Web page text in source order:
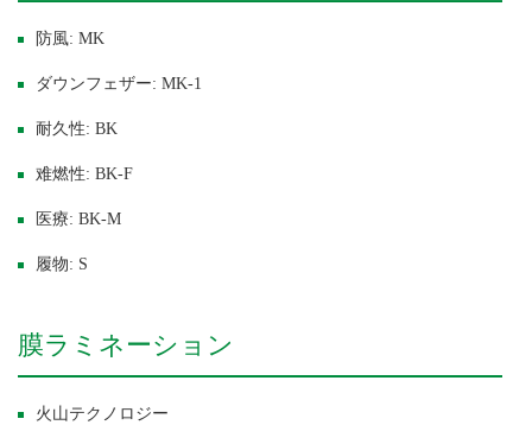
防風: MK
ダウンフェザー: MK-1
耐久性: BK
难燃性: BK-F
医療: BK-M
履物: S
膜ラミネーション
火山テクノロジー